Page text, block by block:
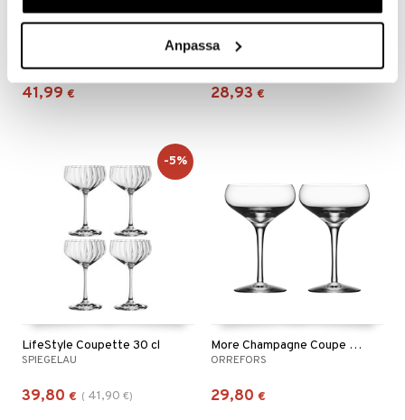
Anpassa
Carat Samppanja 24cl 2-pack
41,99 € 28,93 €
LifeStyle Coupette 30 cl
SPIEGELAU
39,80 € ( 41,90 €)
-5%
More Champagne Coupe 2-pack
ORREFORS
29,80 €